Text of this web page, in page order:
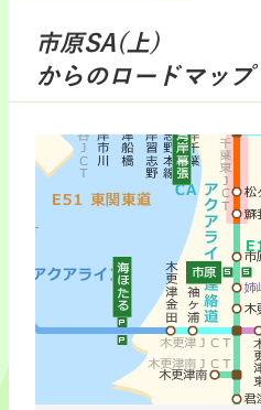
市原SA(上)
からのロードマップ